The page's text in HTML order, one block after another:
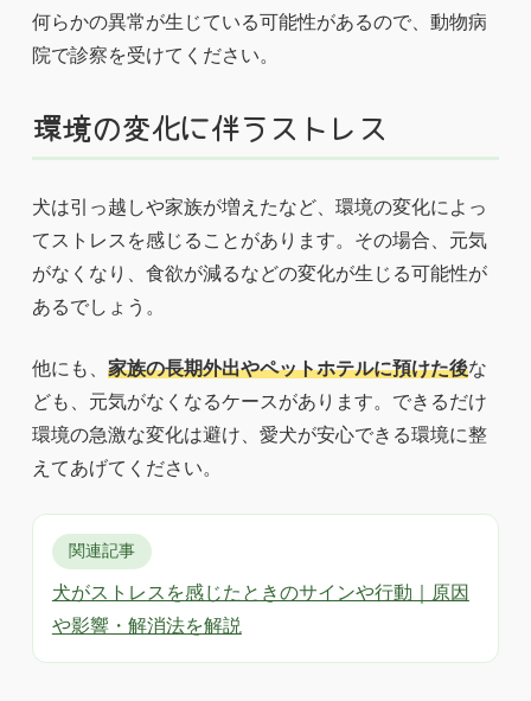
何らかの異常が生じている可能性があるので、動物病
院で診察を受けてください。
環境の変化に伴うストレス
犬は引っ越しや家族が増えたなど、環境の変化によっ
てストレスを感じることがあります。その場合、元気
がなくなり、食欲が減るなどの変化が生じる可能性が
あるでしょう。
他にも、 家族の長期外出やペットホテルに預けた後な
ども、元気がなくなるケースがあります。できるだけ
環境の急激な変化は避け、愛犬が安心できる環境に整
えてあげてください。
関連記事
犬がストレスを感じたときのサインや行動｜原因
や影響・解消法を解説